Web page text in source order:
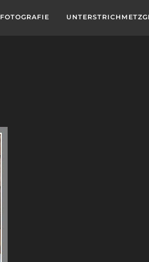
FOTOGRAFIE